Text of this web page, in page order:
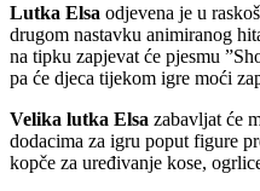
Lutka Elsa odjevena je u
drugom nastavku animiranog
na tipku zapjevat će pjesmu
pa će djeca tijekom igre moći
Velika lutka Elsa zabavljat će
dodacima za igru poput figure
kopče za uređivanje kose,